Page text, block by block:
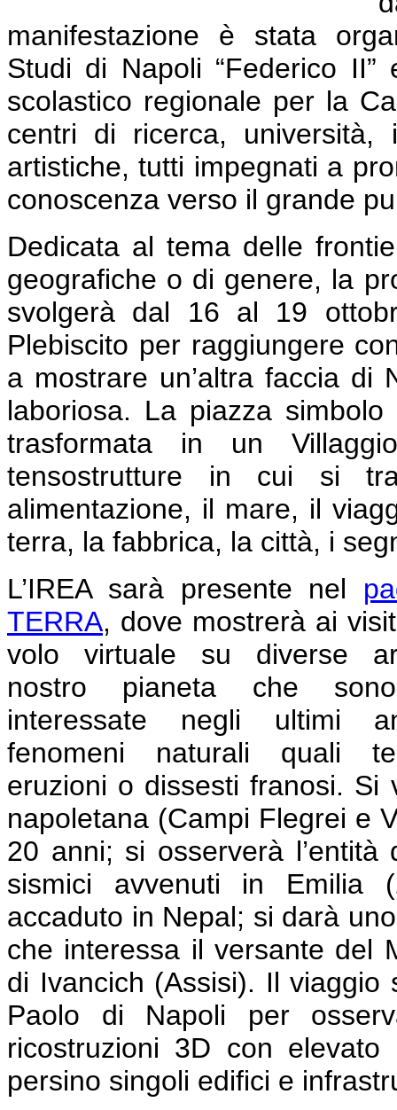
manifestazione è stata
Studi di Napoli “Federico II”
scolastico regionale per la
centri di ricerca, università,
artistiche, tutti impegnati a
conoscenza verso il grande
Dedicata al tema delle
geografiche o di genere, la
svolgerà dal 16 al 19
Plebiscito per raggiungere
a mostrare un’altra faccia di
laboriosa. La piazza
trasformata in un
tensostrutture in cui si
alimentazione, il mare, il
terra, la fabbrica, la città, i
L’IREA sarà presente nel
TERRA, dove mostrerà ai
volo virtuale su diverse
nostro pianeta che
interessate negli ultimi
fenomeni naturali quali
eruzioni o dissesti franosi. Si
napoletana (Campi Flegrei e
20 anni; si osserverà
sismici avvenuti in Emilia
accaduto in Nepal; si darà
che interessa il versante del
di Ivancich (Assisi). Il
Paolo di Napoli per
ricostruzioni 3D con
persino singoli edifici e